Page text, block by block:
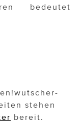
bedeutet
stehen
bereit.